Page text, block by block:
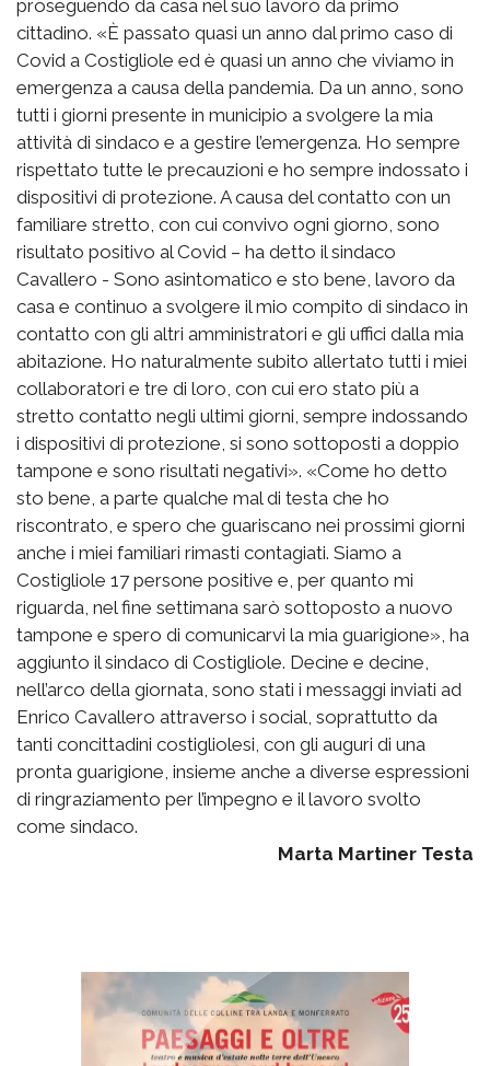
proseguendo da casa nel suo lavoro da primo
cittadino. «È passato quasi un anno dal primo caso di
Covid a Costigliole ed è quasi un anno che viviamo in
emergenza a causa della pandemia. Da un anno, sono
tutti i giorni presente in municipio a svolgere la mia
attività di sindaco e a gestire l’emergenza. Ho sempre
rispettato tutte le precauzioni e ho sempre indossato i
dispositivi di protezione. A causa del contatto con un
familiare stretto, con cui convivo ogni giorno, sono
risultato positivo al Covid – ha detto il sindaco
Cavallero - Sono asintomatico e sto bene, lavoro da
casa e continuo a svolgere il mio compito di sindaco in
contatto con gli altri amministratori e gli uffici dalla mia
abitazione. Ho naturalmente subito allertato tutti i miei
collaboratori e tre di loro, con cui ero stato più a
stretto contatto negli ultimi giorni, sempre indossando
i dispositivi di protezione, si sono sottoposti a doppio
tampone e sono risultati negativi». «Come ho detto
sto bene, a parte qualche mal di testa che ho
riscontrato, e spero che guariscano nei prossimi giorni
anche i miei familiari rimasti contagiati. Siamo a
Costigliole 17 persone positive e, per quanto mi
riguarda, nel fine settimana sarò sottoposto a nuovo
tampone e spero di comunicarvi la mia guarigione», ha
aggiunto il sindaco di Costigliole. Decine e decine,
nell’arco della giornata, sono stati i messaggi inviati ad
Enrico Cavallero attraverso i social, soprattutto da
tanti concittadini costigliolesi, con gli auguri di una
pronta guarigione, insieme anche a diverse espressioni
di ringraziamento per l’impegno e il lavoro svolto
come sindaco.
Marta Martiner Testa